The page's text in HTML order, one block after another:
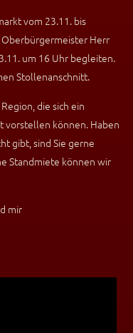
vom 23.11. bis
Herr
um 16 Uhr begleiten.
Stollenanschnitt.
die sich ein
vorstellen können. Haben
gibt, sind Sie gerne
Standmiete können wir
mir